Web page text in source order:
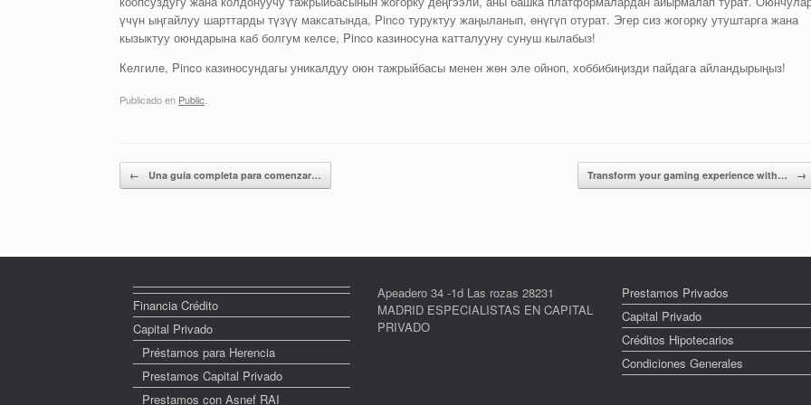
үчүн ыңгайлуу шарттарды түзүү максатында, Pinco туруктуу жаңыланып, өнүгүп отурат. Эгер сиз жогорку утуштарга жана
кызыктуу оюндарына каб болгум келсе, Pinco казиносуна катталууну сунуш кылабыз!
Келгиле, Pinco казиносундагы уникалдуу оюн тажрыйбасы менен жөн эле ойноп, хоббибиңизди пайдага айландырыңыз!
Publicado en Public
Navegador de artículos
← Una guía completa para comenzar… Transform your gaming experience with… →
Financia Crédito
Capital Privado
Préstamos para Herencia
Prestamos Capital Privado
Prestamos con Asnef RAI
Apeadero 34 -1d Las rozas 28231
MADRID ESPECIALISTAS EN CAPITAL
PRIVADO
Prestamos Privados
Capital Privado
Créditos Hipotecarios
Condiciones Generales